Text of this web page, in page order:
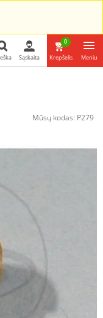
Sąskaita
0
Krepšelis Meniu
Mūsų kodas: P279